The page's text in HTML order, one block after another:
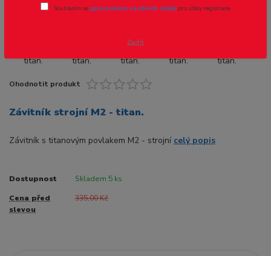
Ohodnotit produkt
Závitník strojní M2 - titan.
Závitník s titanovým povlakem M2 - strojní celý popis
Dostupnost Skladem 5 ks
Cena před
slevou
335,00 Kč
Souhlasím se zpracováním osobních údajů pro účely registrace.
Zavřít